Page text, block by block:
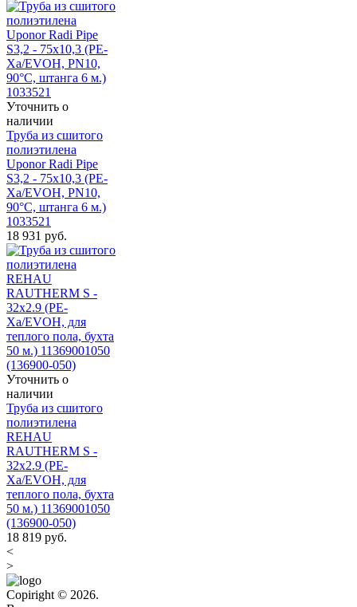
Уточнить о
наличии
Труба из сшитого
полиэтилена
Uponor Radi Pipe
S3,2 - 75x10,3 (PE-
Xa/EVOH, PN10,
90°C, штанга 6 м.)
1033521
18 931 руб.
Уточнить о
наличии
Труба из сшитого
полиэтилена
REHAU
RAUTHERM S -
32x2.9 (PE-
Xa/EVOH, для
теплого пола, бухта
50 м.) 11369001050
(136900-050)
18 819 руб.
<
>
Copiright © 2026.